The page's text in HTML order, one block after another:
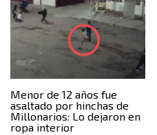
Menor de 12 años fue
asaltado por hinchas de
Millonarios: Lo dejaron en
ropa interior